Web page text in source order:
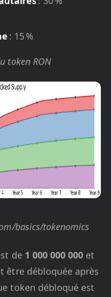
: 15 %
token RON
basics/tokenomics
de 1 000 000 000 et
être débloquée après
token débloqué est